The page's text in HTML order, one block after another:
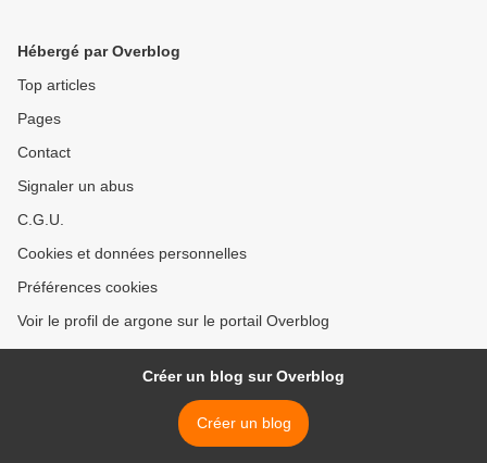
Hébergé par Overblog
Top articles
Pages
Contact
Signaler un abus
C.G.U.
Cookies et données personnelles
Préférences cookies
Voir le profil de argone sur le portail Overblog
Créer un blog sur Overblog
Créer un blog